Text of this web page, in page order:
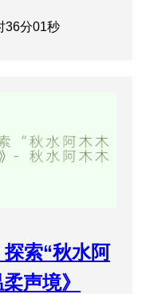
36分01秒
探索“秋水阿
声境》